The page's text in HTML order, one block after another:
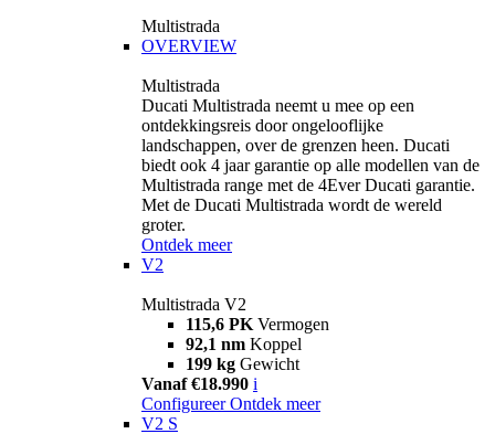
Multistrada
OVERVIEW
Multistrada
Ducati Multistrada neemt u mee op een
ontdekkingsreis door ongelooflijke
landschappen, over de grenzen heen. Ducati
biedt ook 4 jaar garantie op alle modellen van de
Multistrada range met de 4Ever Ducati garantie.
Met de Ducati Multistrada wordt de wereld
groter.
Ontdek meer
V2
Multistrada V2
115,6 PK Vermogen
92,1 nm Koppel
199 kg Gewicht
Vanaf €18.990 i
Configureer Ontdek meer
V2 S